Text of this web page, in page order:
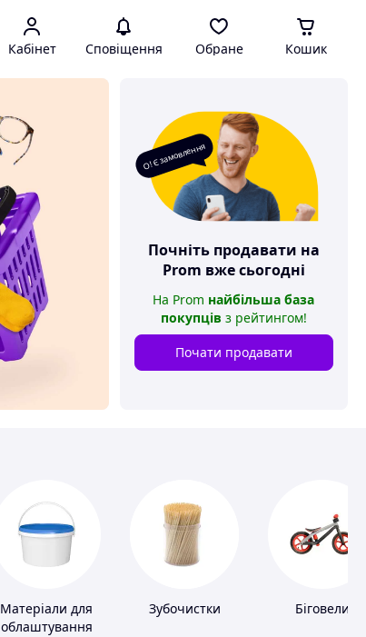
Кабінет Сповіщення Обране Кошик
О! Є замовлення
Почніть продавати на
Prom вже сьогодні
На Prom найбільша база
покупців з рейтингом!
Почати продавати
Матеріали для
облаштування
Зубочистки Біговели